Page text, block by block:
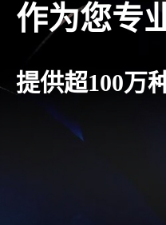
作为您专
提供超100万